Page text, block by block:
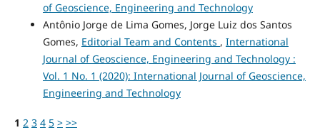
of Geoscience, Engineering and Technology
Antônio Jorge de Lima Gomes, Jorge Luiz dos Santos
Gomes, Editorial Team and Contents , International
Journal of Geoscience, Engineering and Technology :
Vol. 1 No. 1 (2020): International Journal of Geoscience,
Engineering and Technology
1 2 3 4 5 > >>